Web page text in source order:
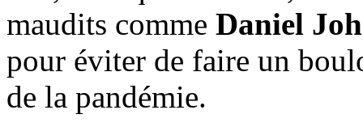
maudits comme Daniel
pour éviter de faire un
de la pandémie.